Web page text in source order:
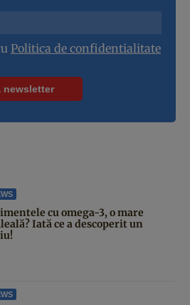
Politica de confidentialitate
cu omega-3, o mare
Iată ce a descoperit un